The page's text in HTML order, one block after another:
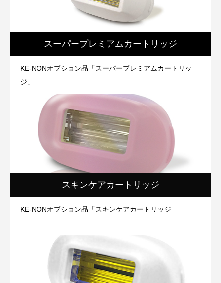
スーパープレミアムカートリッジ
KE-NONオプション品「スーパープレミアムカートリッ
ジ」
スキンケアカートリッジ
KE-NONオプション品「スキンケアカートリッジ」